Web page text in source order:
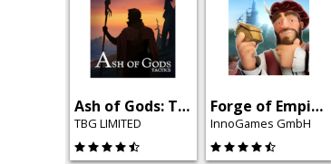
Ash of Gods: Tactics
TBG LIMITED
Forge of Empires
InnoGames GmbH